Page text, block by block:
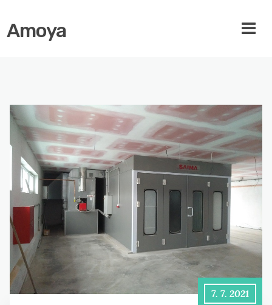
Amoya
7. 7. 2021